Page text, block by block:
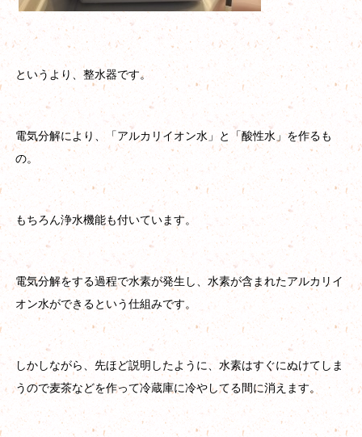
というより、整水器です。
電気分解により、「アルカリイオン水」と「酸性水」を作るも
の。
もちろん浄水機能も付いています。
電気分解をする過程で水素が発生し、水素が含まれたアルカリイ
オン水ができるという仕組みです。
しかしながら、先ほど説明したように、水素はすぐにぬけてしま
うので麦茶などを作って冷蔵庫に冷やしてる間に消えます。